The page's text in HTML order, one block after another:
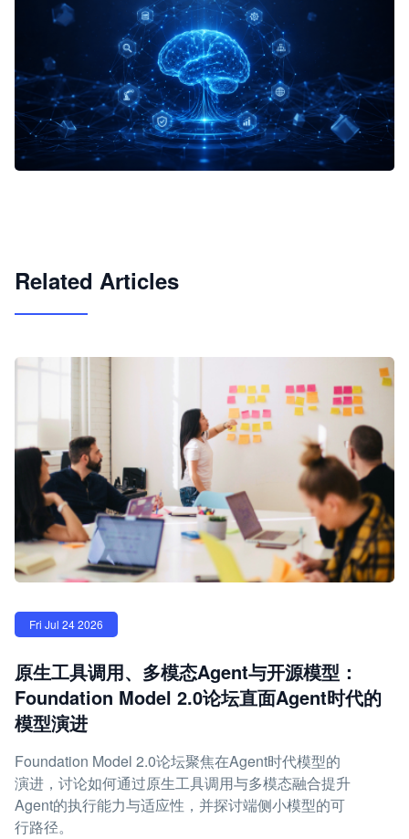
Related Articles
Fri Jul 24 2026
原生工具调用、多模态Agent与开源模型：
Foundation Model 2.0论坛直面Agent时代的
模型演进
Foundation Model 2.0论坛聚焦在Agent时代模型的
演进，讨论如何通过原生工具调用与多模态融合提升
Agent的执行能力与适应性，并探讨端侧小模型的可
行路径。